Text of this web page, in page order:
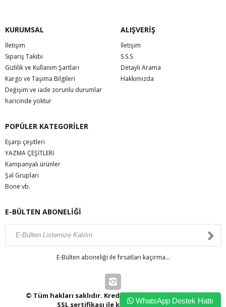
KURUMSAL
İletişim
Sipariş Takibi
Gizlilik ve Kullanım Şartları
Kargo ve Taşıma Bilgileri
Değişim ve iade zorunlu durumlar
haricinde yoktur
ALIŞVERİŞ
İletişim
S.S.S.
Detaylı Arama
Hakkımızda
POPÜLER KATEGORİLER
Eşarp çeşitleri
YAZMA ÇEŞİTLERİ
Kampanyalı ürünler
Şal Grupları
Bone vb.
E-BÜLTEN ABONELİĞİ
E-Bülten aboneliği ile fırsatları kaçırma...
© Tüm hakları saklıdır. Kredi kartı bilgileriniz 256bit
SSL sertifikası ile korunmaktadır.WhatsApp Destek Hattı